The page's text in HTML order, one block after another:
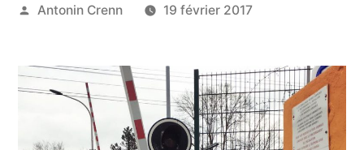
Publié
Antonin Crenn 19 février 2017